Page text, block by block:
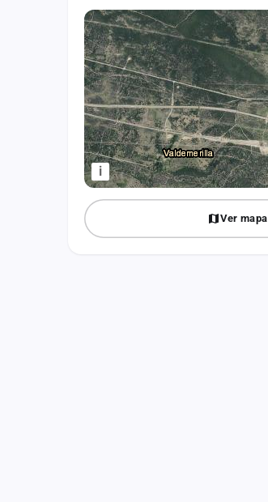
i
Ver mapa
Iniciar sesión
Crear cuenta